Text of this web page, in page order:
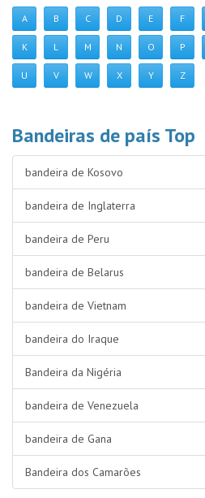
A B C D E F
K L M N O P
U V W X Y Z
Bandeiras de país Top
bandeira de Kosovo
bandeira de Inglaterra
bandeira de Peru
bandeira de Belarus
bandeira de Vietnam
bandeira do Iraque
Bandeira da Nigéria
bandeira de Venezuela
bandeira de Gana
Bandeira dos Camarões